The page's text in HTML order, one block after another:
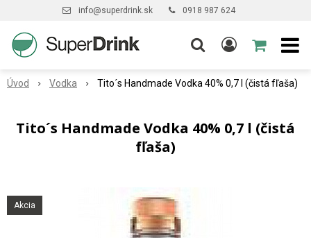
info@superdrink.sk 0918 987 624
Úvod Vodka Tito´s Handmade Vodka 40% 0,7 l (čistá fľaša)
Tito´s Handmade Vodka 40% 0,7 l (čistá
fľaša)
Akcia